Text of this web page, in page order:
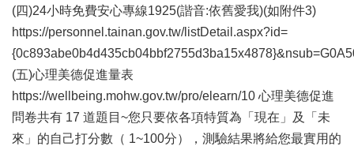
題
專
區
其
他
服
務
(四)24小時免費安心專線1925(諧音:依舊愛我)(如附件3)
https://personnel.tainan.gov.tw/listDetail.aspx?id=
(五)心理美德促進量表
https://wellbeing.mohw.gov.tw/pro/elearn/10 心理美德促進
問卷共有 17 道題目~您只要依各項特質為「現在」及「未
來」的自己打分數（ 1~100分），測驗結果將給您最實用的